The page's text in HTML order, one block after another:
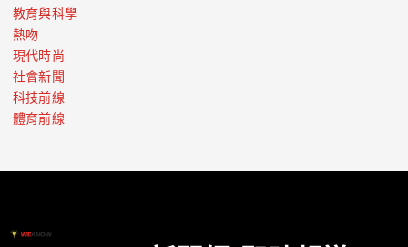
教育與科學
熱吻
現代時尚
社會新聞
科技前線
體育前線